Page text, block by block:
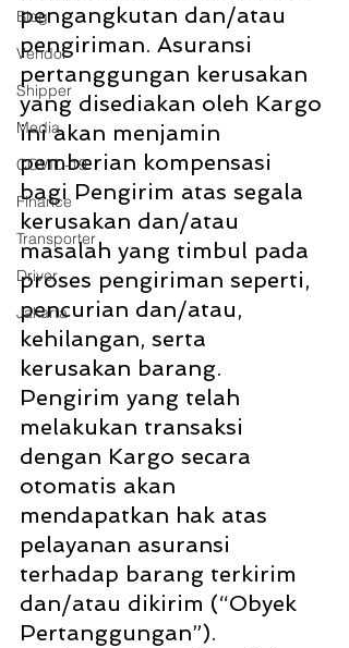
Blog
Vendor
Shipper
Media
COVID-19
Finance
Transporter
Driver
Jakarta
pengangkutan dan/atau
pengiriman. Asuransi
pertanggungan kerusakan
yang disediakan oleh Kargo
ini akan menjamin
pemberian kompensasi
bagi Pengirim atas segala
kerusakan dan/atau
masalah yang timbul pada
proses pengiriman seperti,
pencurian dan/atau,
kehilangan, serta
kerusakan barang.
Pengirim yang telah
melakukan transaksi
dengan Kargo secara
otomatis akan
mendapatkan hak atas
pelayanan asuransi
terhadap barang terkirim
dan/atau dikirim (“Obyek
Pertanggungan”).